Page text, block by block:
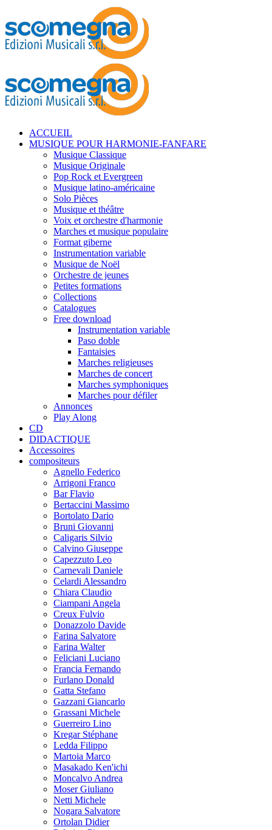
ACCUEIL
MUSIQUE POUR HARMONIE-FANFARE
Musique Classique
Musique Originale
Pop Rock et Evergreen
Musique latino-américaine
Solo Pièces
Musique et théâtre
Voix et orchestre d'harmonie
Marches et musique populaire
Format giberne
Instrumentation variable
Musique de Noël
Orchestre de jeunes
Petites formations
Collections
Catalogues
Free download
Instrumentation variable
Paso doble
Fantaisies
Marches religieuses
Marches de concert
Marches symphoniques
Marches pour défiler
Annonces
Play Along
CD
DIDACTIQUE
Accessoires
compositeurs
Agnello Federico
Arrigoni Franco
Bar Flavio
Bertaccini Massimo
Bortolato Dario
Bruni Giovanni
Caligaris Silvio
Calvino Giuseppe
Capezzuto Leo
Carnevali Daniele
Celardi Alessandro
Chiara Claudio
Ciampani Angela
Creux Fulvio
Donazzolo Davide
Farina Salvatore
Farina Walter
Feliciani Luciano
Francia Fernando
Furlano Donald
Gatta Stefano
Gazzani Giancarlo
Grassani Michele
Guerreiro Lino
Kregar Stéphane
Ledda Filippo
Martoia Marco
Masakado Ken'ichi
Moncalvo Andrea
Moser Giuliano
Netti Michele
Nogara Salvatore
Ortolan Didier